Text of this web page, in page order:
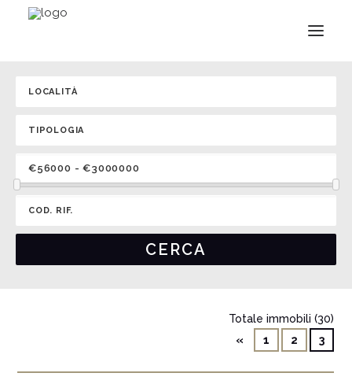
Totale immobili (30)
«
1 2 3